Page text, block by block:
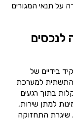
על תנאי המגורים
לנכסים
בידיים של
התשתית למערכת
בתוך רגעים
למתן שירות,
שיגרת התחזוקה